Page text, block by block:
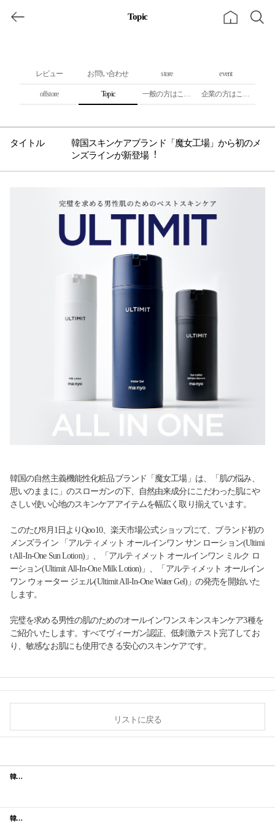
Topic
レビュー お問い合わせ store event
offstore Topic 一般の方はこちら 企業の方はこちら
韓国スキンケアブランド「魔⼥⼯場」から初のメ
ンズラインが新登場︕
韓国の⾃然主義機能性化粧品ブランド「魔⼥⼯場」は、「肌の悩み、
思いのままに」のスローガンの下、⾃然由来成分にこだわった肌にや
さしい使い⼼地のスキンケアアイテムを幅広く取り揃えています。
このたび8⽉1⽇よりQoo10、楽天市場公式ショップにて、ブランド初の
メンズライン 「アルティメット オールインワン サン ローション(Ultimi
t All-In-One Sun Lotion)」、「アルティメット オールインワン ミルク ロ
ーション(Ultimit All-In-One Milk Lotion)」、「アルティメット オールイン
ワン ウォーター ジェル(Ultimit All-In-One Water Gel)」の発売を開始いた
します。
完璧を求める男性の肌のためのオールインワンスキンスキンケア3種を
ご紹介いたします。すべてヴィーガン認証、低刺激テスト完了してお
り、敏感なお肌にも使⽤できる安⼼のスキンケアです。
リストに戻る
韓国のスキンケアブランド「manyo」から映画ウィキッドとコラボしたリミティッドエディションが登場！
韓国のスキンケアブランド「manyo」から2024秋限定エディション「金木犀の香り」限定パッケージが登場！